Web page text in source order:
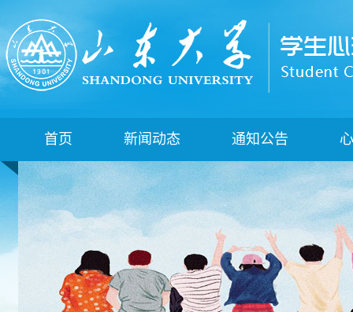
首页 新闻动态 通知公告